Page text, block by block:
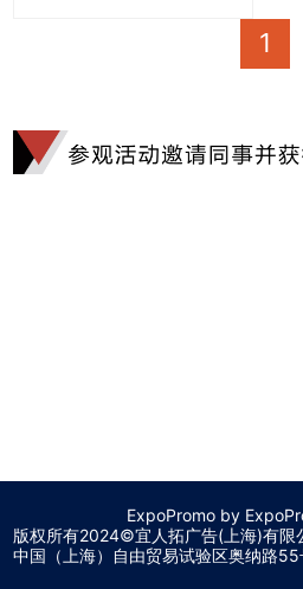
1
ExpoPromo by
版权所有2024©宜人拓广告(上海)有限
中国（上海）自由贸易试验区奥纳路